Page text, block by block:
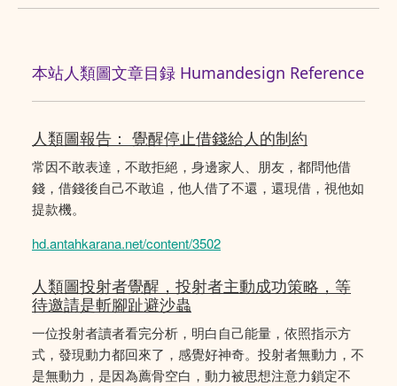
本站人類圖文章目録 Humandesign Reference
人類圖報告： 覺醒停止借錢給人的制約
常因不敢表達，不敢拒絕，身邊家人、朋友，都問他借
錢，借錢後自己不敢追，他人借了不還，還現借，視他如
提款機。
hd.antahkarana.net/content/3502
人類圖投射者覺醒，投射者主動成功策略，等
待邀請是斬腳趾避沙蟲
一位投射者讀者看完分析，明白自己能量，依照指示方
式，發現動力都回來了，感覺好神奇。投射者無動力，不
是無動力，是因為薦骨空白，動力被思想注意力鎖定不